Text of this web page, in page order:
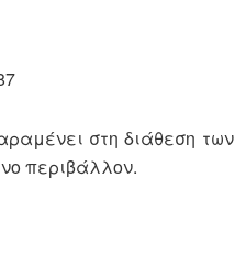
στη διάθεση
περιβάλλον.